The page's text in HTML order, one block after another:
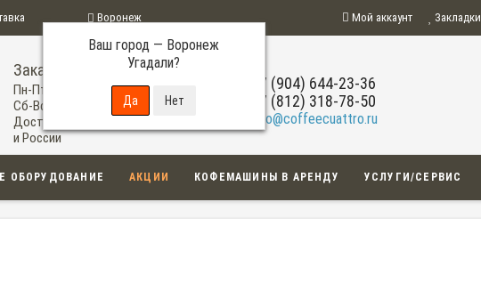
Воронеж
Ваш город — Воронеж
Угадали?
Мой аккаунт Закладки
Заказ по телефону
Пн-Пт: 09:00-20:00
Сб-Вс: 11:00-18:00
Доставка по Воронежу
и России
+7 (904) 644-23-36
+7 (812) 318-78-50
info@coffeecuattro.ru
ОБОРУДОВАНИЕ АКЦИИ КОФЕМАШИНЫ В АРЕНДУ УСЛУГИ/СЕРВИС